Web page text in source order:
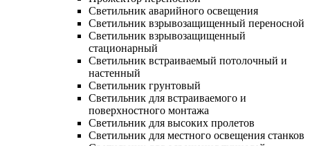
Светильник аварийного освещения
Светильник взрывозащищенный переносной
Светильник взрывозащищенный
стационарный
Светильник встраиваемый потолочный и
настенный
Светильник грунтовый
Светильник для встраиваемого и
поверхностного монтажа
Светильник для высоких пролетов
Светильник для местного освещения станков